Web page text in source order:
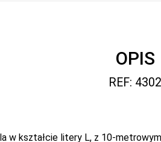
OPIS
REF: 4302
w kształcie litery L, z 10-